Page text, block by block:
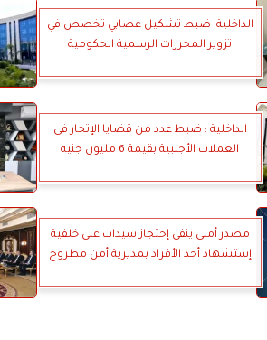
الداخلية: ضبط تشكيل عصابي تخصص في
تزوير المحررات الرسمية الحكومية
الداخلية : ضبط عدد من قضايا الإتجار فى
العملات الأجنبية بقيمة 6 مليون جنيه
مصدر أمنى ينفي إحتجاز سيدات علي خلفية
إستشهاد أحد الأفراد بمديرية أمن مطروح